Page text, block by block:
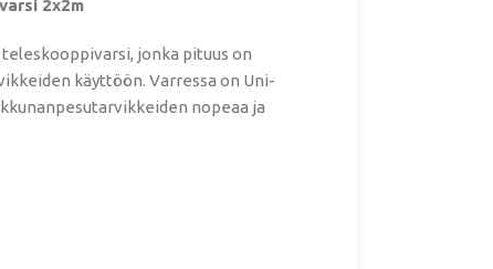
2x2m
jonka pituus on
käyttöön. Varressa on Uni-
nopeaa ja